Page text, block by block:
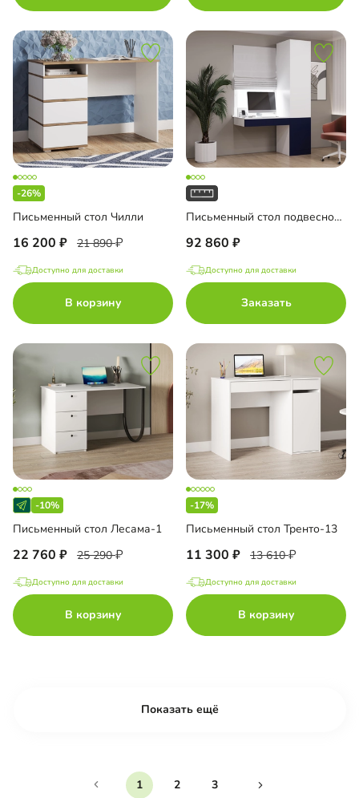
-26%
Письменный стол Чилли
16 200 21 890
Доступно для доставки
В корзину
Письменный стол подвесной Мобаро-1
92 860
Доступно для доставки
Заказать
-10%
Письменный стол Лесама-1
22 760 25 290
Доступно для доставки
В корзину
-17%
Письменный стол Тренто-13
11 300 13 610
Доступно для доставки
В корзину
Показать ещё
1 2 3